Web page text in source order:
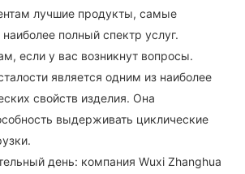
лучшие продукты, самые
полный спектр услуг.
если у вас возникнут вопросы.
является одним из наиболее
свойств изделия. Она
выдерживать циклические
день: компания Wuxi Zhanghua